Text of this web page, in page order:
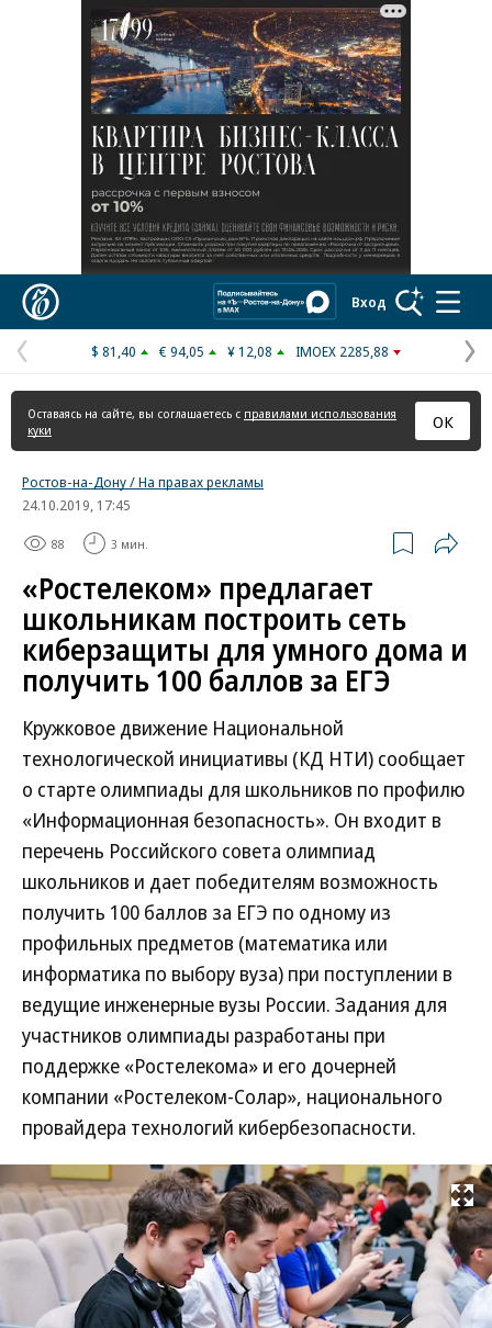
Реклама в «Ъ» www.kommersant.ru/ad
Вход
Предыдущая
страница
$ 81,40 € 94,05 ¥ 12,08 IMOEX 2285,88
Оставаясь на сайте, вы соглашаетесь с правилами использования
куки
ОК
Ростов-на-Дону / На правах рекламы
24.10.2019, 17:45
88 3 мин.
«Ростелеком» предлагает
школьникам построить сеть
киберзащиты для умного дома и
получить 100 баллов за ЕГЭ
Кружковое движение Национальной
технологической инициативы (КД НТИ) сообщает
о старте олимпиады для школьников по профилю
«Информационная безопасность». Он входит в
перечень Российского совета олимпиад
школьников и дает победителям возможность
получить 100 баллов за ЕГЭ по одному из
профильных предметов (математика или
информатика по выбору вуза) при поступлении в
ведущие инженерные вузы России. Задания для
участников олимпиады разработаны при
поддержке «Ростелекома» и его дочерней
компании «Ростелеком-Солар», национального
провайдера технологий кибербезопасности.
Развернуть